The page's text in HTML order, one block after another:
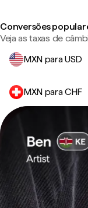
Conversões
Veja as taxas de
MXN para USD
MXN para CHF